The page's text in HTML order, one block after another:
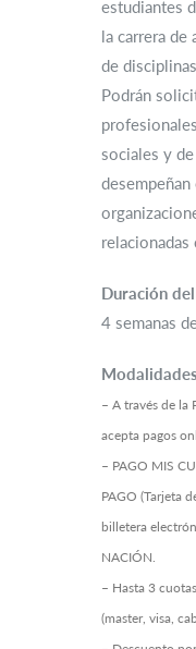
estudiantes
la carrera de
de
Podrán
sociales y
Duración
4 semanas
– A través de la
acepta pagos
– PAGO MIS
PAGO (Tarjeta
billetera
NACIÓN.
– Hasta 3
(master, visa,